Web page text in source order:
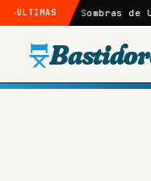
ÚLTIMASde Uma…